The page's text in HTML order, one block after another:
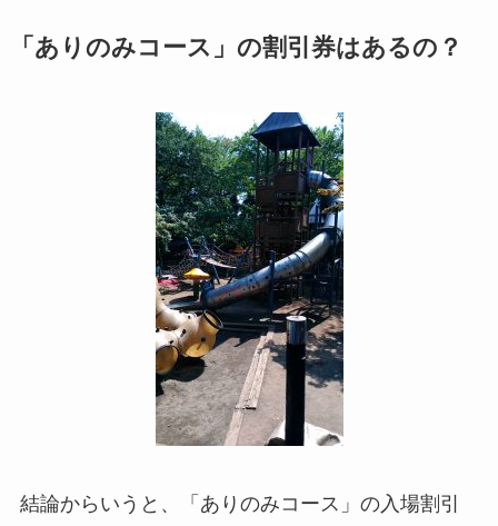
「ありのみコース」の割引券はあるの？
結論からいうと、「ありのみコース」の入場割引